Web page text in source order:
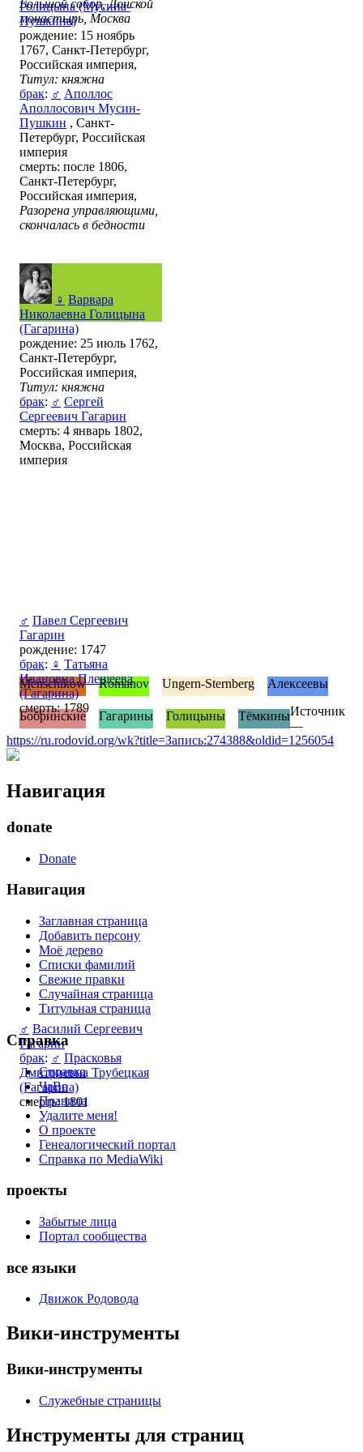
Большой собор, Донской
монастырь, Москва
Голицына (Мусина-
Пушкина)
рождение: 15 ноябрь
1767, Санкт-Петербург,
Российская империя,
Титул: княжна
брак: ♂ Аполлос
Аполлосович Мусин-
Пушкин , Санкт-
Петербург, Российская
империя
смерть: после 1806,
Санкт-Петербург,
Российская империя,
Разорена управляющими,
скончалась в бедности
♀ Варвара
Николаевна Голицына
(Гагарина)
рождение: 25 июль 1762,
Санкт-Петербург,
Российская империя,
Титул: княжна
брак: ♂ Сергей
Сергеевич Гагарин
смерть: 4 январь 1802,
Москва, Российская
империя
♂ Павел Сергеевич
Гагарин
рождение: 1747
брак: ♀ Татьяна
Ивановна Плещеева
(Гагарина)
смерть: 1789
♂ Василий Сергеевич
Гагарин
брак: ♂ Прасковья
Дмитриевна Трубецкая
(Гагарина)
смерть: 1801
Menschikow Romanov Ungern-Sternberg Алексеевы
Бобринские Гагарины Голицыны ТёмкиныИсточник
—
https://ru.rodovid.org/wk?title=Запись:274388&oldid=1256054
Навигация
donate
Donate
Навигация
Заглавная страница
Добавить персону
Моё дерево
Списки фамилий
Свежие правки
Случайная страница
Титульная страница
Справка
Справка
ЧаВо
Правила
Удалите меня!
О проекте
Генеалогический портал
Справка по MediaWiki
проекты
Забытые лица
Портал сообщества
все языки
Движок Родовода
Вики-инструменты
Вики-инструменты
Служебные страницы
Инструменты для страниц